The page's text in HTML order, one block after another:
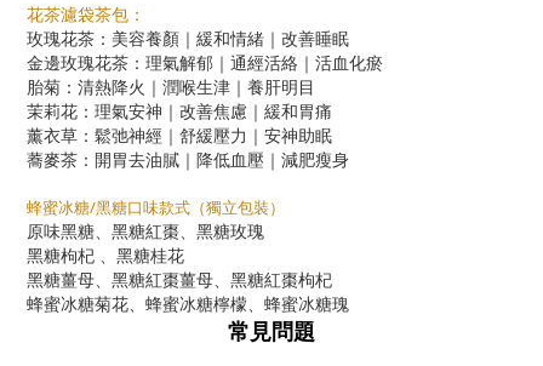
花茶濾袋茶包：
玫瑰花茶：美容養顏｜緩和情緒｜改善睡眠
金邊玫瑰花茶：理氣解郁｜通經活絡｜活血化瘀
胎菊：清熱降火｜潤喉生津｜養肝明目
茉莉花：理氣安神｜改善焦慮｜緩和胃痛
薰衣草：鬆弛神經｜舒緩壓力｜安神助眠
蕎麥茶：開胃去油膩｜降低血壓｜減肥瘦身
蜂蜜冰糖/黑糖口味款式（獨立包裝）
原味黑糖、黑糖紅棗、黑糖玫瑰
黑糖枸杞 、黑糖桂花
黑糖薑母、黑糖紅棗薑母、黑糖紅棗枸杞
蜂蜜冰糖菊花、蜂蜜冰糖檸檬、蜂蜜冰糖瑰
常見問題